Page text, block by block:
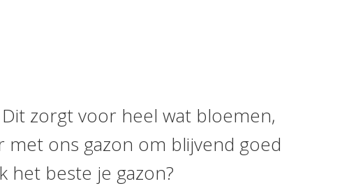
zorgt voor heel wat bloemen,
ons gazon om blijvend goed
het beste je gazon?